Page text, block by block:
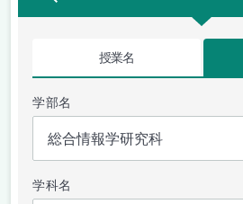
授業名
学部名
学科名